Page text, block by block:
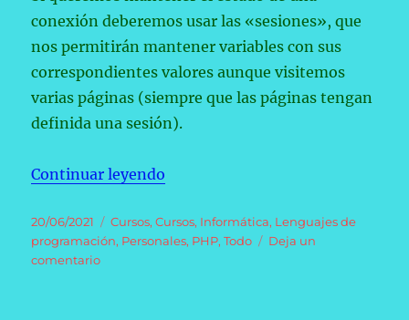
conexión deberemos usar las «sesiones», que
nos permitirán mantener variables con sus
correspondientes valores aunque visitemos
varias páginas (siempre que las páginas tengan
definida una sesión).
Continuar leyendo
Publicado
el
20/06/2021 Categorías
Cursos,Cursos, Informática, Lenguajes de
programación, Personales, PHP,Todo
Deja un
comentarioen